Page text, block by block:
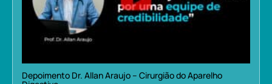
Depoimento Dr. Allan Araujo – Cirurgião do Aparelho